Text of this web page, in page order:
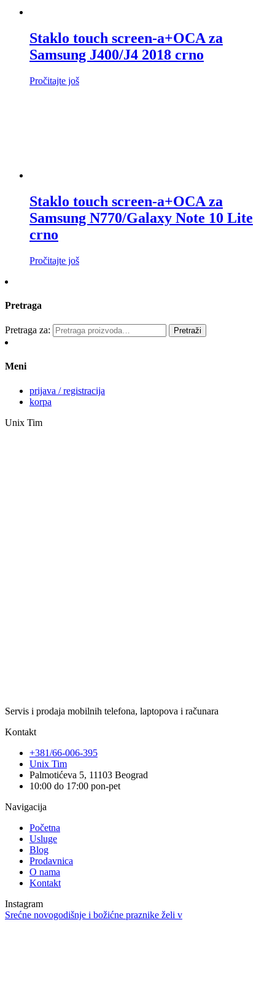
Staklo touch screen-a+OCA za
Samsung J400/J4 2018 crno
Pročitajte još
Staklo touch screen-a+OCA za
Samsung N770/Galaxy Note 10 Lite
crno
Pročitajte još
Pretraga
Pretraga za: Pretraži
Meni
prijava / registracija
korpa
Unix Tim
Servis i prodaja mobilnih telefona, laptopova i računara
Kontakt
+381/66-006-395
Unix Tim
Palmotićeva 5, 11103 Beograd
10:00 do 17:00 pon-pet
Navigacija
Početna
Usluge
Blog
Prodavnica
O nama
Kontakt
Instagram
Srećne novogodišnje i božićne praznike želi v